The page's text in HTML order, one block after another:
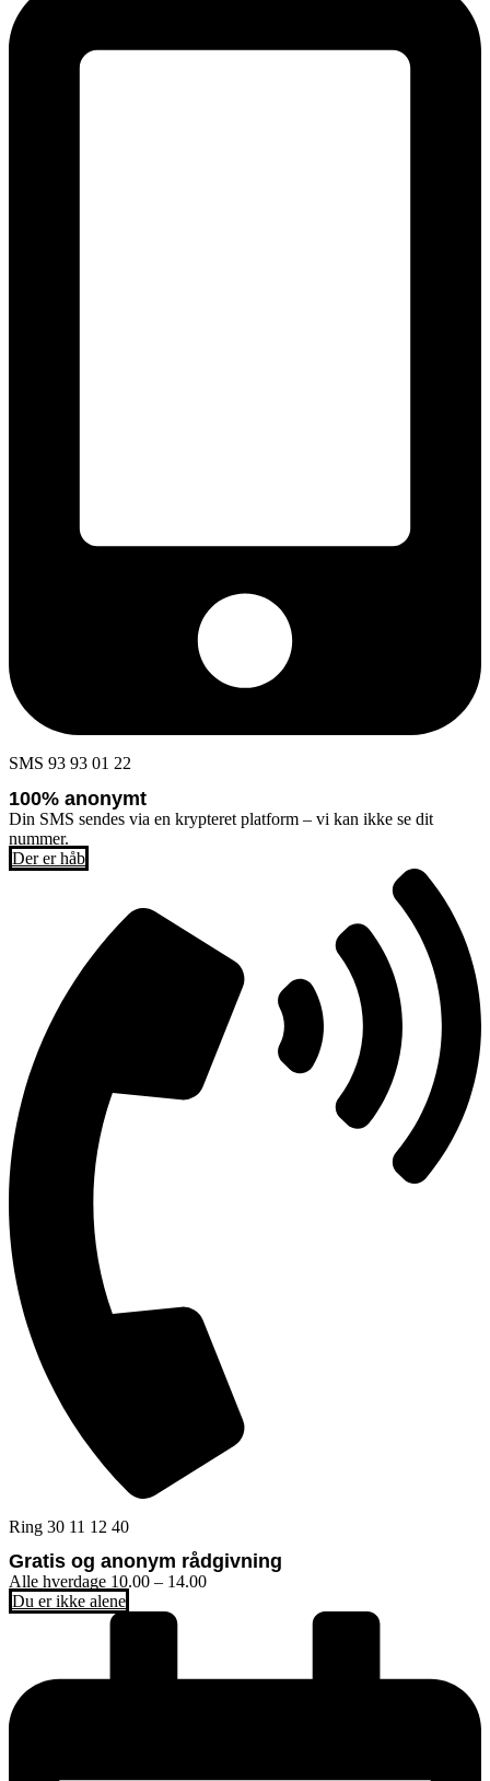
SMS 93 93 01 22
100% anonymt
Din SMS sendes via en krypteret platform – vi kan ikke se dit
nummer.
Der er håb
Ring 30 11 12 40
Gratis og anonym rådgivning
Alle hverdage 10.00 – 14.00
Du er ikke alene